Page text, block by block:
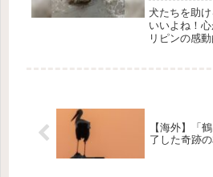
犬たちを助
いいよね！
リピンの感
【海外】「
了した奇跡の